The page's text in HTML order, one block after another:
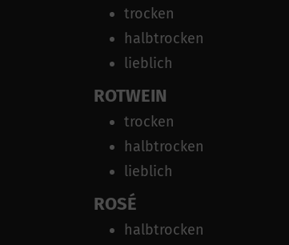
trocken
halbtrocken
lieblich
ROTWEIN
trocken
halbtrocken
lieblich
ROSÉ
halbtrocken